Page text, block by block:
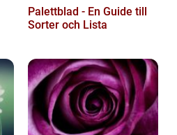
Palettblad - En Guide till
Sorter och Lista